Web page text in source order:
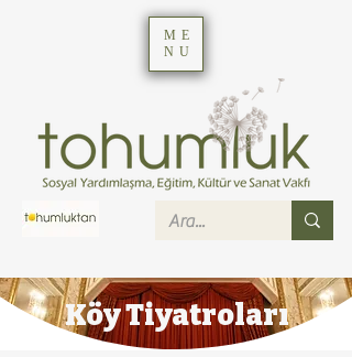
ME
NU
Köy Tiyatroları